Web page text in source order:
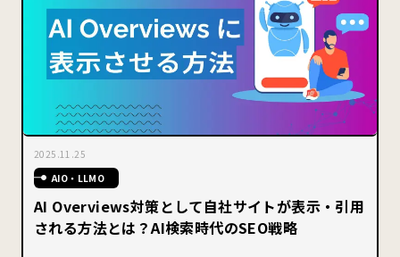
2025.11.25
AIO・LLMO
AI Overviews対策として自社サイトが表示・引用
される方法とは？AI検索時代のSEO戦略